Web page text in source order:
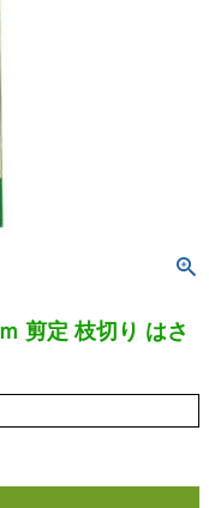
定 枝切り はさ